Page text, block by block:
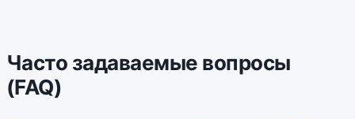
Часто задаваемые вопросы
(FAQ)